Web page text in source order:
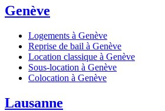
Genève
Logements à Genève
Reprise de bail à Genève
Location classique à Genève
Sous-location à Genève
Colocation à Genève
Lausanne